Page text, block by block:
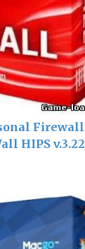
Firewall
HIPS v.3.22